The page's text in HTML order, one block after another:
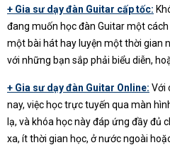
+ Gia sư dạy đàn Guitar cấp tốc:
đang muốn học đàn Guitar một
một bài hát hay luyện một thời gian
với những bạn sắp phải biểu diễn,
+ Gia sư dạy đàn Guitar Online: Với
nay, việc học trực tuyến qua màn
lạ, và khóa học này đáp ứng đầy đủ
xa, ít thời gian học, ở nước ngoài